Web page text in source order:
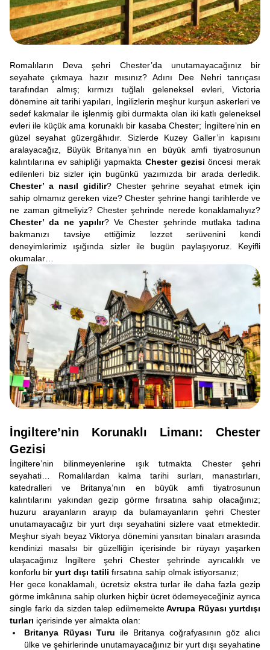
Romalıların Deva şehri Chester’da unutamayacağınız bir
seyahate çıkmaya hazır mısınız? Adını Dee Nehri tanrıçası
tarafından almış; kırmızı tuğlalı geleneksel evleri, Victoria
dönemine ait tarihi yapıları, İngilizlerin meşhur kurşun askerleri ve
sedef kakmalar ile işlenmiş gibi durmakta olan iki katlı geleneksel
evleri ile küçük ama korunaklı bir kasaba Chester; İngiltere’nin en
güzel seyahat güzergâhıdır. Sizlerde Kuzey Galler’in kapısını
aralayacağız, Büyük Britanya’nın en büyük amfi tiyatrosunun
kalıntılarına ev sahipliği yapmakta Chester gezisi öncesi merak
edilenleri biz sizler için bugünkü yazımızda bir arada derledik.
Chester’ a nasıl gidilir? Chester şehrine seyahat etmek için
sahip olmamız gereken vize? Chester şehrine hangi tarihlerde ve
ne zaman gitmeliyiz? Chester şehrinde nerede konaklamalıyız?
Chester’ da ne yapılır? Ve Chester şehrinde mutlaka tadına
bakmanızı tavsiye ettiğimiz lezzet serüvenini kendi
deneyimlerimiz ışığında sizler ile bugün paylaşıyoruz. Keyifli
okumalar…
İngiltere’nin Korunaklı Limanı: Chester
Gezisi
İngiltere’nin bilinmeyenlerine ışık tutmakta Chester şehri
seyahati… Romalılardan kalma tarihi surları, manastırları,
katedralleri ve Britanya’nın en büyük amfi tiyatrosunun
kalıntılarını yakından gezip görme fırsatına sahip olacağınız;
huzuru arayanların arayıp da bulamayanların şehri Chester
unutamayacağız bir yurt dışı seyahatini sizlere vaat etmektedir.
Meşhur siyah beyaz Viktorya dönemini yansıtan binaları arasında
kendinizi masalsı bir güzelliğin içerisinde bir rüyayı yaşarken
ulaşacağınız İngiltere şehri Chester şehrinde ayrıcalıklı ve
konforlu bir yurt dışı tatili fırsatına sahip olmak istiyorsanız;
Her gece konaklamalı, ücretsiz ekstra turlar ile daha fazla gezip
görme imkânına sahip olurken hiçbir ücret ödemeyeceğiniz ayrıca
single farkı da sizden talep edilmemekteAvrupa Rüyası yurtdışı
turları içerisinde yer almakta olan:
Britanya Rüyası Turu ile Britanya coğrafyasının göz alıcı
ülke ve şehirlerinde unutamayacağınız bir yurt dışı seyahatine